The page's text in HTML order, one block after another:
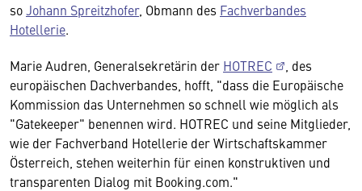
soJohann Spreitzhofer, Obmann des Fachverbandes
Hotellerie.
Marie Audren, Generalsekretärin der HOTREC
, des
europäischen Dachverbandes, hofft, "dass die Europäische
Kommission das Unternehmen so schnell wie möglich als
"Gatekeeper" benennen wird. HOTREC und seine Mitglieder,
wie der Fachverband Hotellerie der Wirtschaftskammer
Österreich, stehen weiterhin für einen konstruktiven und
transparenten Dialog mit Booking.com."